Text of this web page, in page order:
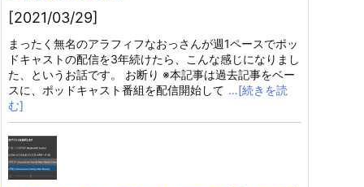
[2021/03/29]
まったく無名のアラフィフなおっさんが週1ペースでポッ
ドキャストの配信を3年続けたら、こんな感じになりまし
た、というお話です。 お断り ※本記事は過去記事をベー
スに、ポッドキャスト番組を配信開始して …[続きを読
む]